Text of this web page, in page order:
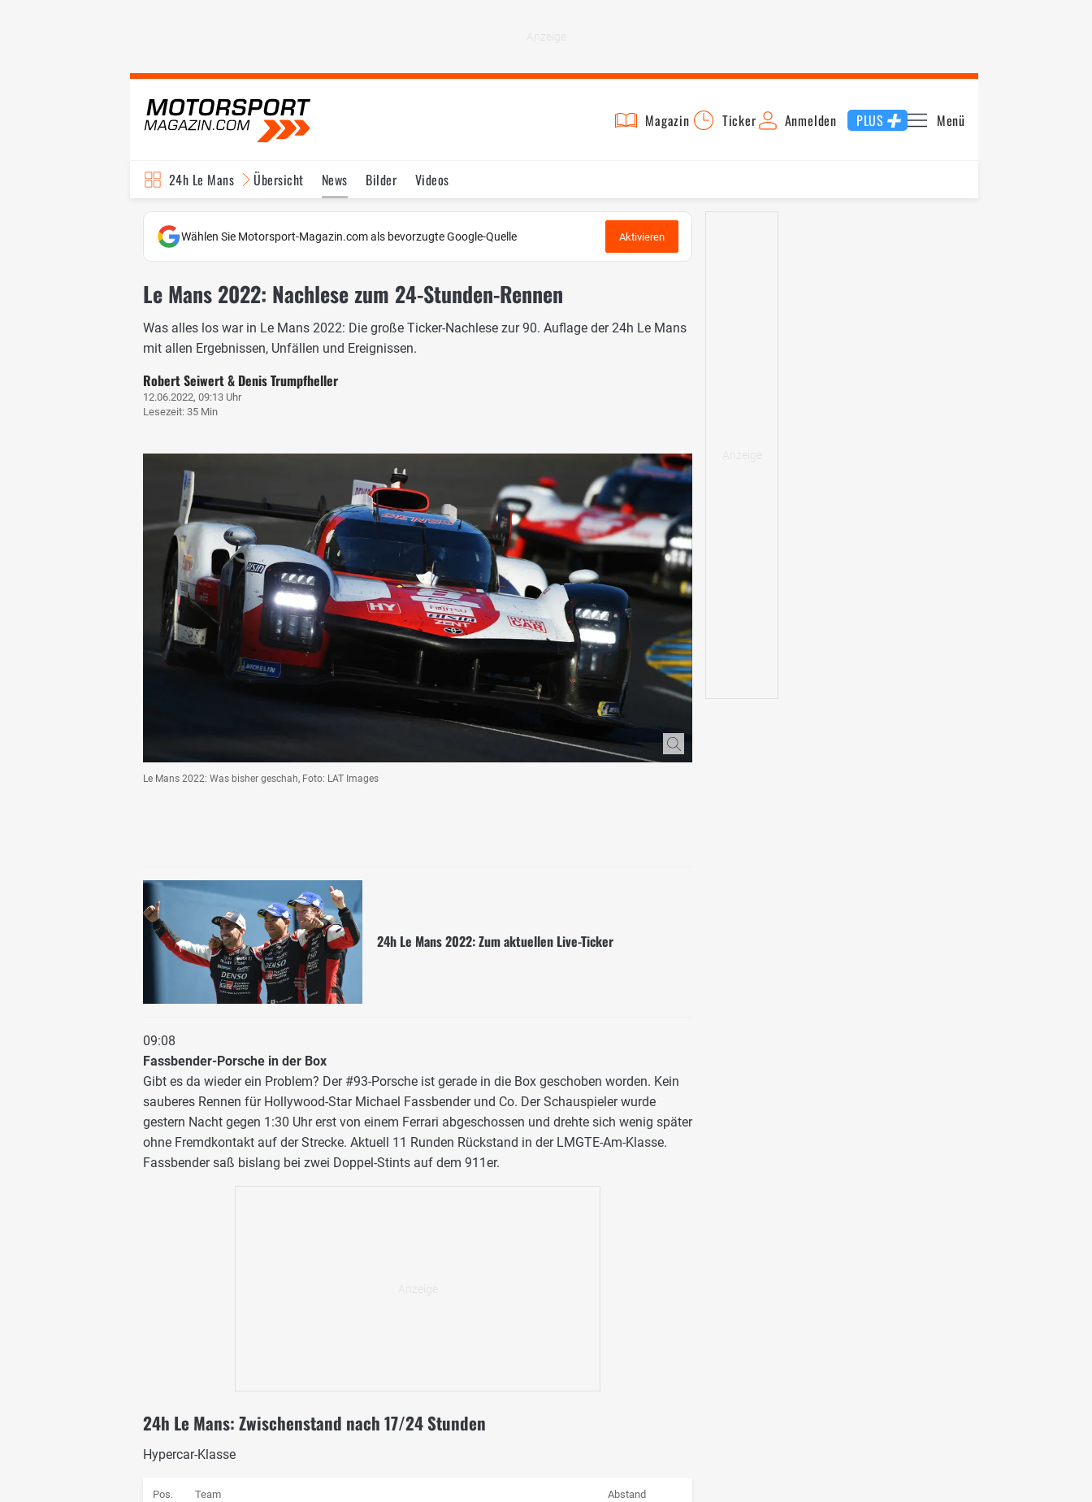
Magazin Ticker Anmelden PLUS Menü
24h Le Mans Übersicht News Bilder Videos
Wählen Sie Motorsport-Magazin.com als bevorzugte Google-Quelle Aktivieren
Le Mans 2022: Nachlese zum 24-Stunden-Rennen
Was alles los war in Le Mans 2022: Die große Ticker-Nachlese zur 90. Auflage der 24h Le Mans
mit allen Ergebnissen, Unfällen und Ereignissen.
Robert Seiwert & Denis Trumpfheller
12.06.2022, 09:13 Uhr
Lesezeit: 35 Min
Le Mans 2022: Was bisher geschah, Foto: LAT Images
24h Le Mans 2022: Zum aktuellen Live-Ticker
09:08
Fassbender-Porsche in der Box
Gibt es da wieder ein Problem? Der #93-Porsche ist gerade in die Box geschoben worden. Kein
sauberes Rennen für Hollywood-Star Michael Fassbender und Co. Der Schauspieler wurde
gestern Nacht gegen 1:30 Uhr erst von einem Ferrari abgeschossen und drehte sich wenig später
ohne Fremdkontakt auf der Strecke. Aktuell 11 Runden Rückstand in der LMGTE-Am-Klasse.
Fassbender saß bislang bei zwei Doppel-Stints auf dem 911er.
24h Le Mans: Zwischenstand nach 17/24 Stunden
Hypercar-Klasse
Pos. Team Abstand